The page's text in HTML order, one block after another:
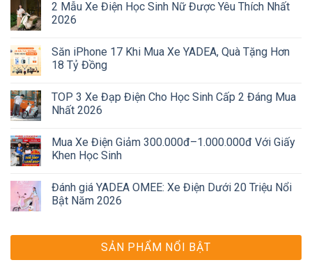
2 Mẫu Xe Điện Học Sinh Nữ Được Yêu Thích Nhất
2026
Săn iPhone 17 Khi Mua Xe YADEA, Quà Tặng Hơn
18 Tỷ Đồng
TOP 3 Xe Đạp Điện Cho Học Sinh Cấp 2 Đáng Mua
Nhất 2026
Mua Xe Điện Giảm 300.000đ–1.000.000đ Với Giấy
Khen Học Sinh
Đánh giá YADEA OMEE: Xe Điện Dưới 20 Triệu Nổi
Bật Năm 2026
SẢN PHẨM NỔI BẬT